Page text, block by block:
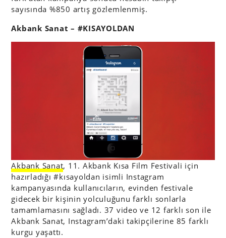
sayısında %850 artış gözlemlenmiş.
Akbank Sanat – #KISAYOLDAN
Akbank Sanat, 11. Akbank Kısa Film Festivali için
hazırladığı #kısayoldan isimli Instagram
kampanyasında kullanıcıların, evinden festivale
gidecek bir kişinin yolculuğunu farklı sonlarla
tamamlamasını sağladı. 37 video ve 12 farklı son ile
Akbank Sanat, Instagram’daki takipçilerine 85 farklı
kurgu yaşattı.